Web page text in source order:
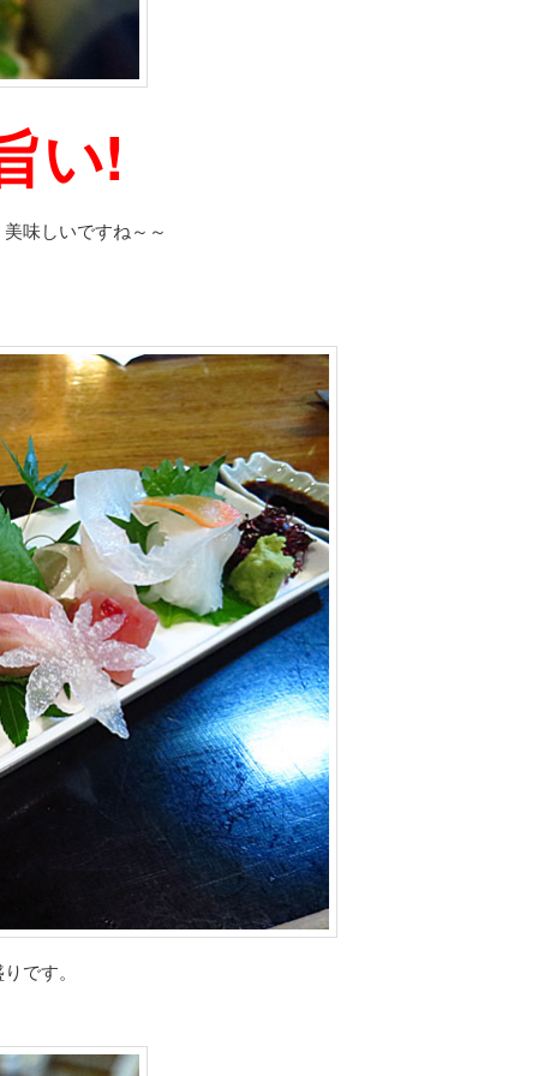
い!
味しいですね～～
です。